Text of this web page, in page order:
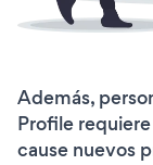
Además,
Profile
cause nuevos